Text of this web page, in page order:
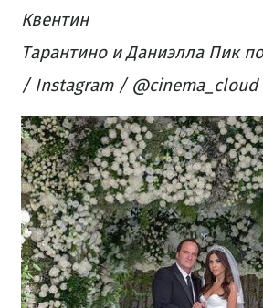
Квентин
Тарантино и Даниэлла Пик
/ Instagram / @cinema_cloud